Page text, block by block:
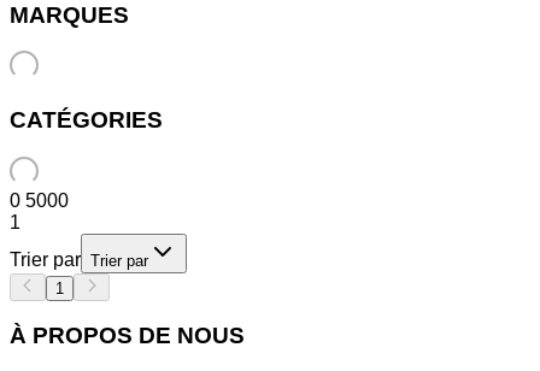
MARQUES
CATÉGORIES
0 5000
1
Trier par Trier par
1
À PROPOS DE NOUS